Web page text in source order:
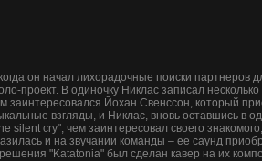
он начал лихорадочные поиски партнеров
проект. В одиночку Никлас записал
Йохан Свенссон, который
взгляды, и Никлас, вновь оставшись в
cry", чем заинтересовал своего
и на звучании команды – ее саунд
"Katatonia" был сделан кавер на их